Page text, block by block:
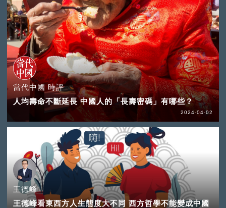
當代中國 時評
人均壽命不斷延長 中國人的「長壽密碼」有哪些？
2024-04-02
王德峰
王德峰看東西方人生態度大不同 西方哲學不能變成中國